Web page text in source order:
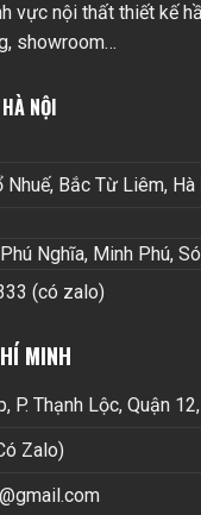
vực nội thất thiết kế
showroom…
NỘI
Nhuế, Bắc Từ Liêm, Hà
Nghĩa, Minh Phú,
(có zalo)
MINH
P. Thạnh Lộc, Quận
Zalo)